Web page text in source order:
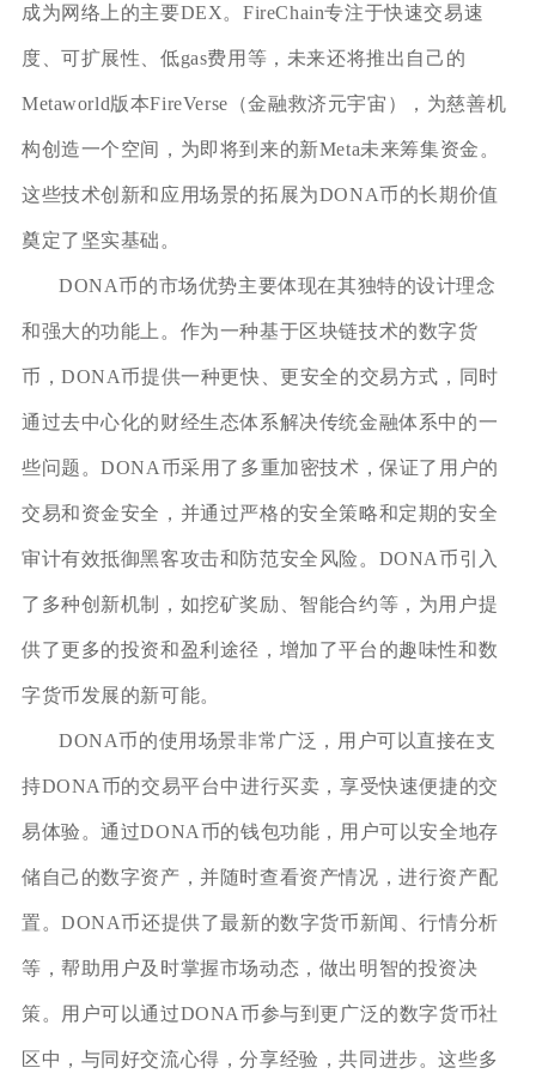
成为网络上的主要DEX。FireChain专注于快速交易速
度、可扩展性、低gas费用等，未来还将推出自己的
Metaworld版本FireVerse（金融救济元宇宙），为慈善机
构创造一个空间，为即将到来的新Meta未来筹集资金。
这些技术创新和应用场景的拓展为DONA币的长期价值
奠定了坚实基础。
DONA币的市场优势主要体现在其独特的设计理念
和强大的功能上。作为一种基于区块链技术的数字货
币，DONA币提供一种更快、更安全的交易方式，同时
通过去中心化的财经生态体系解决传统金融体系中的一
些问题。DONA币采用了多重加密技术，保证了用户的
交易和资金安全，并通过严格的安全策略和定期的安全
审计有效抵御黑客攻击和防范安全风险。DONA币引入
了多种创新机制，如挖矿奖励、智能合约等，为用户提
供了更多的投资和盈利途径，增加了平台的趣味性和数
字货币发展的新可能。
DONA币的使用场景非常广泛，用户可以直接在支
持DONA币的交易平台中进行买卖，享受快速便捷的交
易体验。通过DONA币的钱包功能，用户可以安全地存
储自己的数字资产，并随时查看资产情况，进行资产配
置。DONA币还提供了最新的数字货币新闻、行情分析
等，帮助用户及时掌握市场动态，做出明智的投资决
策。用户可以通过DONA币参与到更广泛的数字货币社
区中，与同好交流心得，分享经验，共同进步。这些多